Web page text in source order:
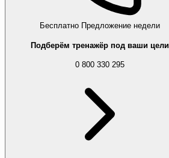
Бесплатно Предложение недели
Подберём тренажёр под ваши цели
0 800 330 295